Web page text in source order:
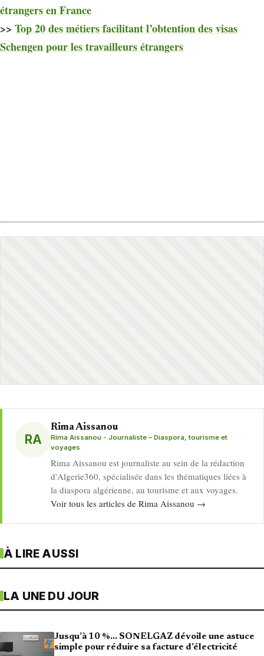
étrangers en France
>> Top 20 des métiers facilitant l’obtention des visas
Schengen pour les travailleurs étrangers
RA
Rima Aissanou
Rima Aissanou - Journaliste – Diaspora, tourisme et
voyages
Rima Aissanou est journaliste au sein de la rédaction
d'Algerie360, spécialisée dans les thématiques liées à
la diaspora algérienne, au tourisme et aux voyages.
Voir tous les articles de Rima Aissanou →
À LIRE AUSSI
LA UNE DU JOUR
Jusqu’à 10 %… SONELGAZ dévoile une astuce
simple pour réduire sa facture d’électricité